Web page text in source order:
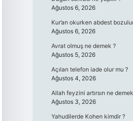
Ağustos 6, 2026
Kur’an okurken abdest
Ağustos 6, 2026
Avrat olmuş ne demek ?
Ağustos 5, 2026
Açılan telefon iade olur mu ?
Ağustos 4, 2026
Allah feyzini artırsın ne
Ağustos 3, 2026
Yahudilerde Kohen kimdir ?